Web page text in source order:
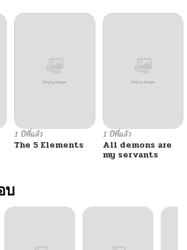
1 ปีที่แล้ว
The 5 Elements
1 ปีที่แล้ว
All demons are
my servants
บ